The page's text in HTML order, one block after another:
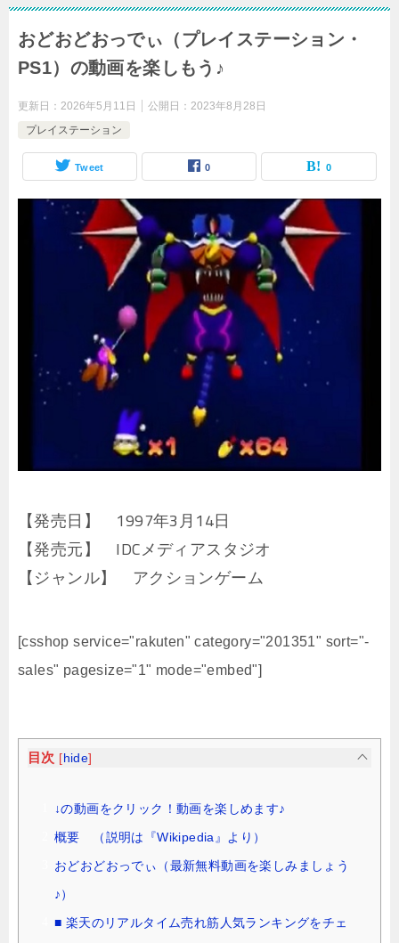
おどおどおっでぃ（プレイステーション・
PS1）の動画を楽しもう♪
更新日： 2026年5月11日 公開日： 2023年8月28日
プレイステーション
Tweet 0 0
【発売日】 1997年3月14日
【発売元】 IDCメディアスタジオ
【ジャンル】 アクションゲーム
[csshop service="rakuten" category="201351" sort="-
sales" pagesize="1" mode="embed"]
目次 [ hide]
↓の動画をクリック！動画を楽しめます♪
概要 （説明は『Wikipedia』より）
おどおどおっでぃ（最新無料動画を楽しみましょう
♪）
■ 楽天のリアルタイム売れ筋人気ランキングをチェ